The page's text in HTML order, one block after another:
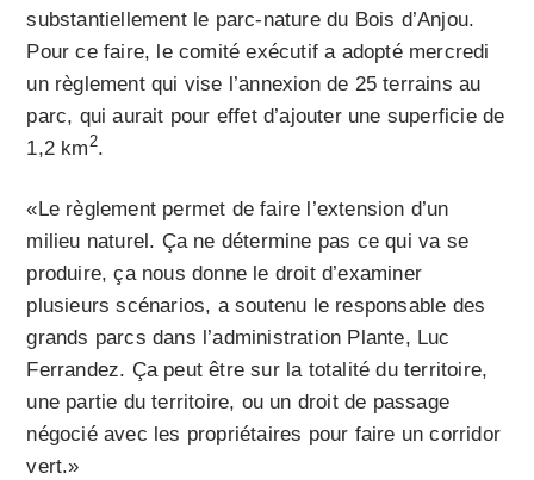
substantiellement le parc-nature du Bois d’Anjou.
Pour ce faire, le comité exécutif a adopté mercredi
un règlement qui vise l’annexion de 25 terrains au
parc, qui aurait pour effet d’ajouter une superficie de
1,2 km2.
«Le règlement permet de faire l’extension d’un
milieu naturel. Ça ne détermine pas ce qui va se
produire, ça nous donne le droit d’examiner
plusieurs scénarios, a soutenu le responsable des
grands parcs dans l’administration Plante, Luc
Ferrandez. Ça peut être sur la totalité du territoire,
une partie du territoire, ou un droit de passage
négocié avec les propriétaires pour faire un corridor
vert.»